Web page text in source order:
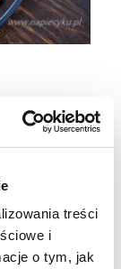
treści
i
o tym, jak
( w